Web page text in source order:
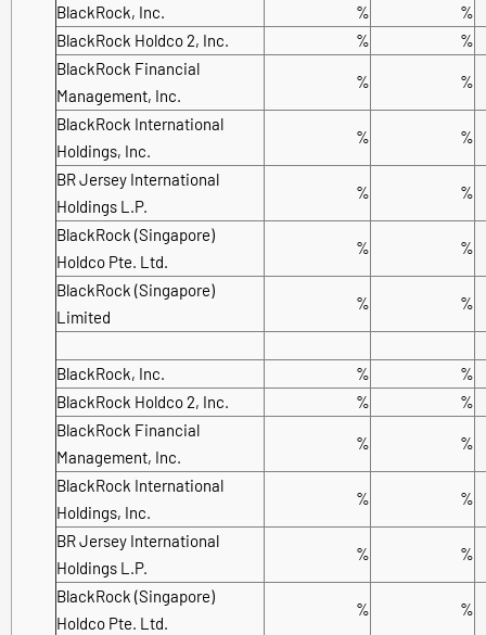
BlackRock, Inc. %
%
BlackRock Holdco 2, Inc.
%
%
BlackRock Financial
Management, Inc.
% %
BlackRock International
Holdings, Inc.
% %
BR Jersey International
Holdings L.P.
% %
BlackRock (Singapore)
Holdco Pte. Ltd.
% %
BlackRock (Singapore)
Limited
% %
BlackRock, Inc. %
%
BlackRock Holdco 2, Inc.
%
%
BlackRock Financial
Management, Inc.
% %
BlackRock International
Holdings, Inc.
% %
BR Jersey International
Holdings L.P.
% %
BlackRock (Singapore)
Holdco Pte. Ltd.
% %